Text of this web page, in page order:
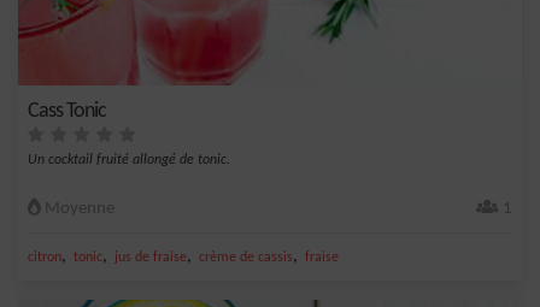
Cass Tonic
Un cocktail fruité allongé de tonic.
Moyenne 1
citron, tonic, jus de fraise, crème de cassis, fraise